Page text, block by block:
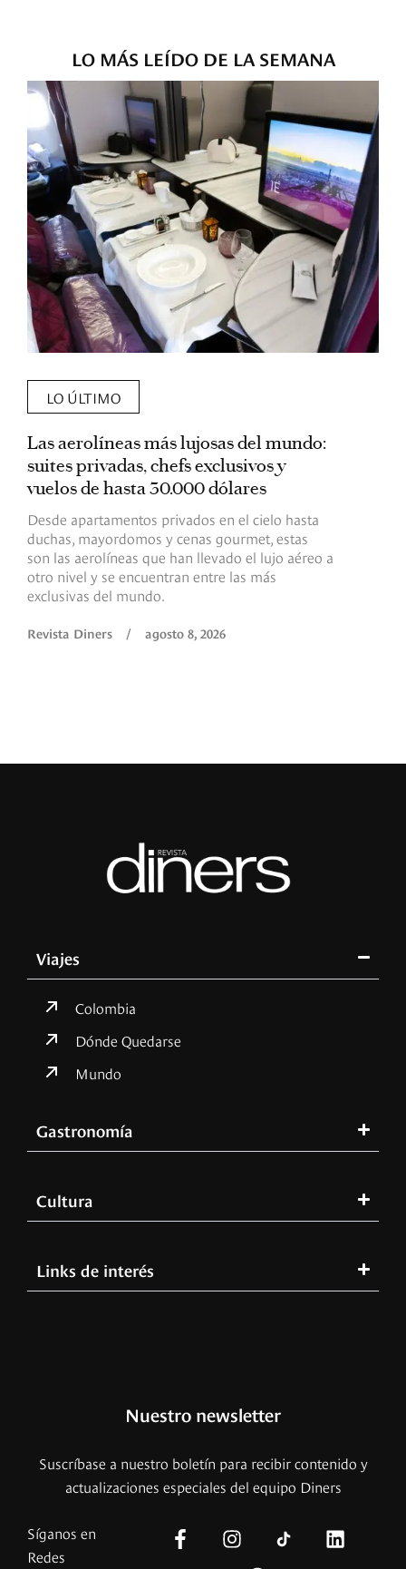
LO MÁS LEÍDO DE LA SEMANA
LO ÚLTIMO
Las aerolíneas más lujosas del mundo:
suites privadas, chefs exclusivos y
vuelos de hasta 30.000 dólares
Desde apartamentos privados en el cielo hasta
duchas, mayordomos y cenas gourmet, estas
son las aerolíneas que han llevado el lujo aéreo a
otro nivel y se encuentran entre las más
exclusivas del mundo.
Revista Diners / agosto 8, 2026
Viajes
Colombia
Dónde Quedarse
Mundo
Gastronomía
Cultura
Links de interés
Nuestro newsletter
Suscríbase a nuestro boletín para recibir contenido y
actualizaciones especiales del equipo Diners
Síganos en
Redes